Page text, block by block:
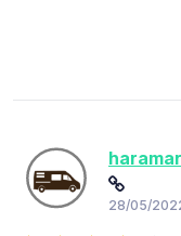
28/05/